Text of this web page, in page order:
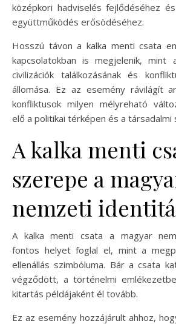
középkori hadviselés fejlődéséhez
együttműködés erősödéséhez.
Hosszú távon a kalka menti csata
kapcsolatokban is megjelenik,
civilizációk találkozásának és
állomása. Ez az esemény rávilágít
konfliktusok milyen mélyreható
elő a politikai térképen és a társadalmi
A kalka menti
szerepe a
nemzeti
A kalka menti csata a magyar
fontos helyet foglal el, mint a
ellenállás szimbóluma. Bár a csata
végződött, a történelmi
kitartás példájaként él tovább.
Ez az esemény hozzájárult ahhoz,